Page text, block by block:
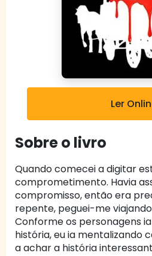
Ler
Sobre o livro
Quando comecei a digitar
comprometimento. Havia
compromisso, então era
repente, peguei-me
Conforme os personagens
história, eu ia mentalizando
a achar a história